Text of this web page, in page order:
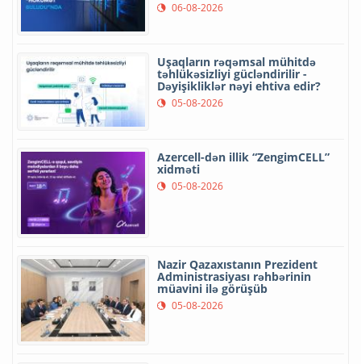
06-08-2026
Uşaqların rəqəmsal mühitdə
təhlükəsizliyi gücləndirilir -
Dəyişikliklər nəyi ehtiva edir?
05-08-2026
Azercell-dən illik “ZengimCELL”
xidməti
05-08-2026
Nazir Qazaxıstanın Prezident
Administrasiyası rəhbərinin
müavini ilə görüşüb
05-08-2026